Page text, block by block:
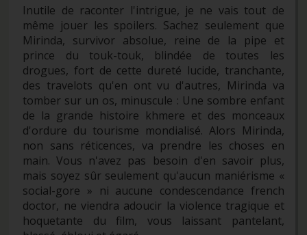
Inutile de raconter l'intrigue, je ne vais tout de
même jouer les spoilers. Sachez seulement que
Mirinda, survivor absolue, reine de la pipe et
prince du touk-touk, blindée de toutes les
drogues, fort de cette dureté lucide, tranchante,
des travelots qu'en ont vu d'autres, Mirinda va
tomber sur un os, minuscule : Une sombre enfant
de la grande histoire khmere et des monceaux
d'ordure du tourisme mondialisé. Alors Mirinda,
non sans réticences, va prendre les choses en
main. Vous n'avez pas besoin d'en savoir plus,
mais soyez sûr seulement qu'aucun maniérisme «
social-gore » ni aucune condescendance french
doctor, ne viendra adoucir la violence tragique et
hoquetante du film, vous laissant pantelant,